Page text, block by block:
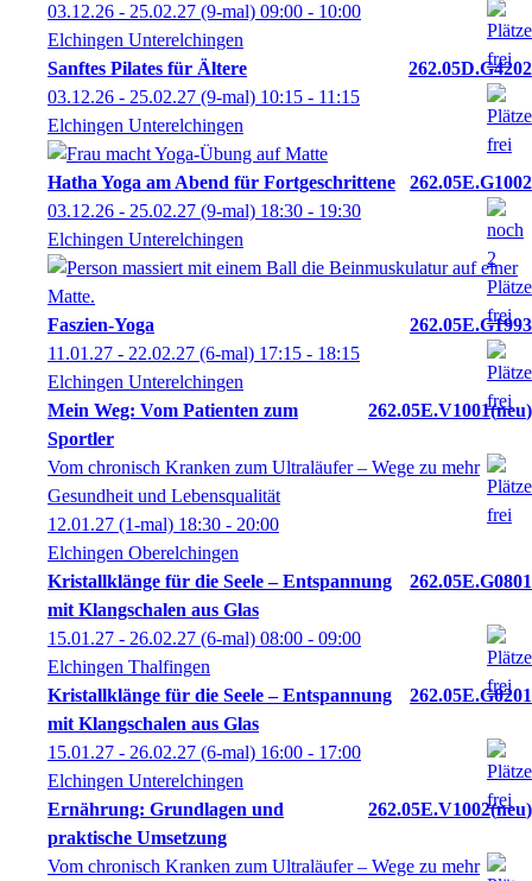
03.12.26 - 25.02.27 (9-mal) 09:00 - 10:00
Elchingen Unterelchingen
Sanftes Pilates für Ältere
262.05D.G4202
03.12.26 - 25.02.27 (9-mal) 10:15 - 11:15
Elchingen Unterelchingen
Hatha Yoga am Abend für Fortgeschrittene
262.05E.G1002
03.12.26 - 25.02.27 (9-mal) 18:30 - 19:30
Elchingen Unterelchingen
Faszien-Yoga
262.05E.G1993
11.01.27 - 22.02.27 (6-mal) 17:15 - 18:15
Elchingen Unterelchingen
Mein Weg: Vom Patienten zum
Sportler
262.05E.V1001 neu
Vom chronisch Kranken zum Ultraläufer – Wege zu mehr
Gesundheit und Lebensqualität
12.01.27 (1-mal) 18:30 - 20:00
Elchingen Oberelchingen
Kristallklänge für die Seele – Entspannung
mit Klangschalen aus Glas
262.05E.G0801
15.01.27 - 26.02.27 (6-mal) 08:00 - 09:00
Elchingen Thalfingen
Kristallklänge für die Seele – Entspannung
mit Klangschalen aus Glas
262.05E.G0201
15.01.27 - 26.02.27 (6-mal) 16:00 - 17:00
Elchingen Unterelchingen
Ernährung: Grundlagen und
praktische Umsetzung
262.05E.V1002 neu
Vom chronisch Kranken zum Ultraläufer – Wege zu mehr